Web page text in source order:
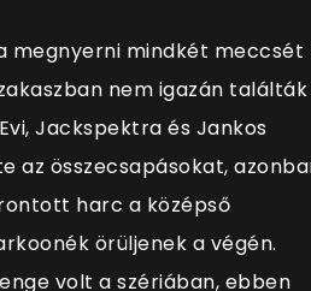
megnyerni mindkét meccsét
nem igazán
Jackspektra és Jankos
az összecsapásokat,
harc a középső
örüljenek a végén.
volt a szériában, ebben